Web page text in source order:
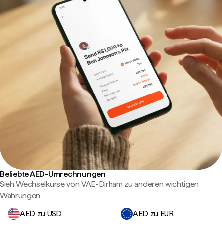
Beliebte AED-Umrechnungen
Sieh Wechselkurse von VAE-Dirham zu anderen wichtigen
Währungen.
AED zu USD
AED zu EUR